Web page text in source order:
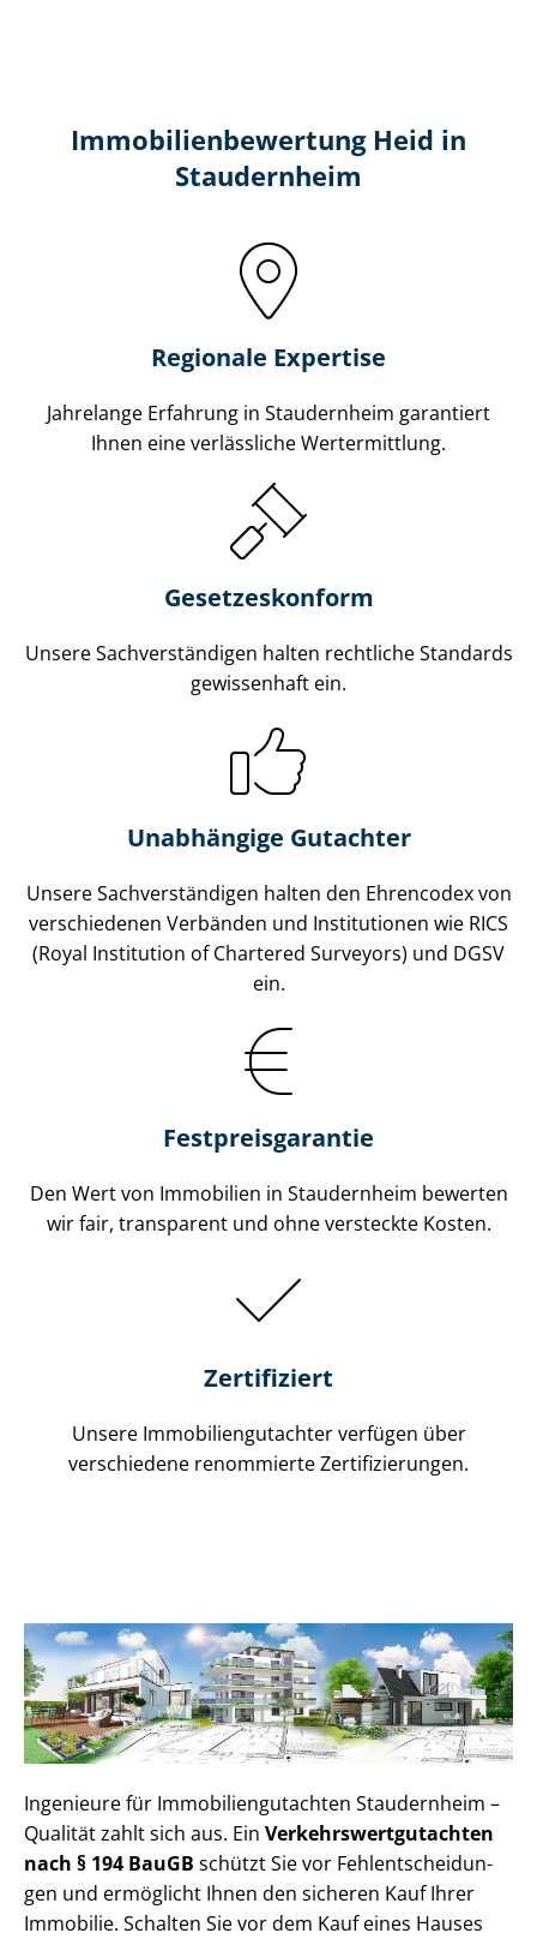
Immobilien­bewertung Heid in
Staudernheim
Regionale Expertise
Jahrelange Erfahrung in Staudernheim garantiert
Ihnen eine verlässliche Wertermittlung.
Gesetzes­konform
Unsere Sach­ver­stän­di­gen halten rechtliche Standards
gewissenhaft ein.
Unabhängige Gutachter
Unsere Sach­ver­stän­di­gen halten den Ehrencodex von
verschiedenen Verbänden und Institutionen wie RICS
(Royal Institution of Chartered Surveyors) und DGSV
ein.
Festpreis​garantie
Den Wert von Immobilien in Staudernheim bewerten
wir fair, transparent und ohne versteckte Kosten.
Zertifiziert
Unsere Immobilien­gutachter verfügen über
verschiedene renommierte Zer­ti­fi­zie­run­gen.
Ingenieure für Im­mo­bi­li­en­gut­ach­ten Staudernheim –
Qualität zahlt sich aus. Ein Ver­kehrs­wert­gut­ach­ten
nach § 194 BauGB schützt Sie vor Fehl­ent­schei­dun­
gen und ermöglicht Ihnen den sicheren Kauf Ihrer
Immobilie. Schalten Sie vor dem Kauf eines Hauses